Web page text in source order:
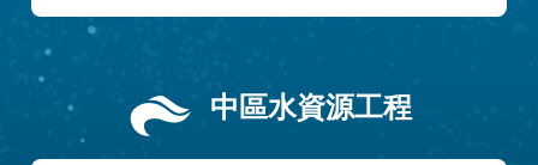
中區水資源工程